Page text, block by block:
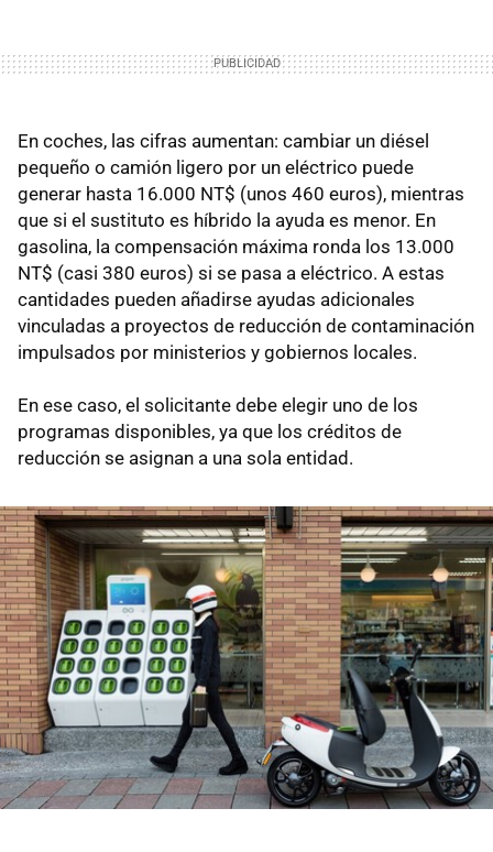
En coches, las cifras aumentan: cambiar un diésel
pequeño o camión ligero por un eléctrico puede
generar hasta 16.000 NT$ (unos 460 euros), mientras
que si el sustituto es híbrido la ayuda es menor. En
gasolina, la compensación máxima ronda los 13.000
NT$ (casi 380 euros) si se pasa a eléctrico. A estas
cantidades pueden añadirse ayudas adicionales
vinculadas a proyectos de reducción de contaminación
impulsados por ministerios y gobiernos locales.
En ese caso, el solicitante debe elegir uno de los
programas disponibles, ya que los créditos de
reducción se asignan a una sola entidad.